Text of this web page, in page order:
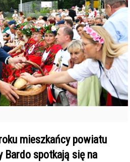
mieszkańcy powiatu
Bardo spotkają się na